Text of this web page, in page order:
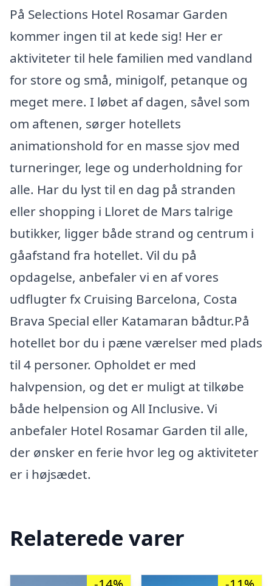
På Selections Hotel Rosamar Garden
kommer ingen til at kede sig! Her er
aktiviteter til hele familien med vandland
for store og små, minigolf, petanque og
meget mere. I løbet af dagen, såvel som
om aftenen, sørger hotellets
animationshold for en masse sjov med
turneringer, lege og underholdning for
alle. Har du lyst til en dag på stranden
eller shopping i Lloret de Mars talrige
butikker, ligger både strand og centrum i
gåafstand fra hotellet. Vil du på
opdagelse, anbefaler vi en af vores
udflugter fx Cruising Barcelona, Costa
Brava Special eller Katamaran bådtur.På
hotellet bor du i pæne værelser med plads
til 4 personer. Opholdet er med
halvpension, og det er muligt at tilkøbe
både helpension og All Inclusive. Vi
anbefaler Hotel Rosamar Garden til alle,
der ønsker en ferie hvor leg og aktiviteter
er i højsædet.
Relaterede varer